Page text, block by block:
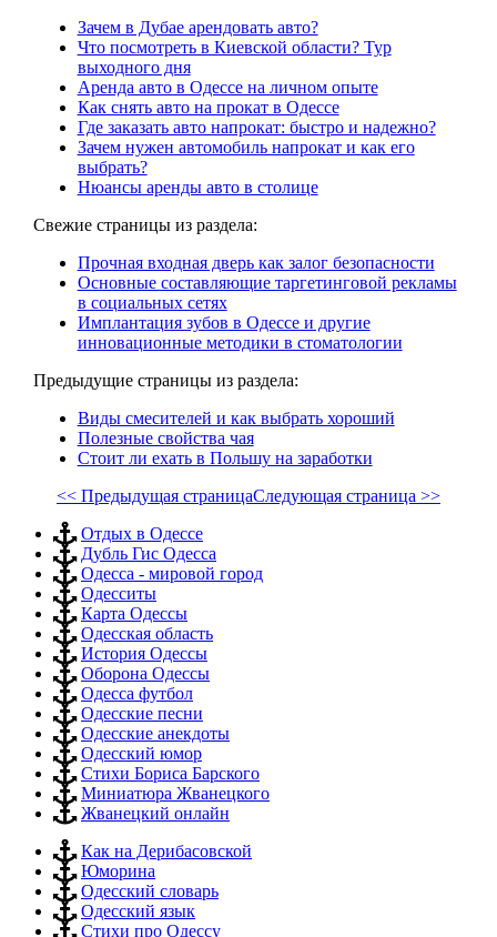
Зачем в Дубае арендовать авто?
Что посмотреть в Киевской области? Тур
выходного дня
Аренда авто в Одессе на личном опыте
Как снять авто на прокат в Одессе
Где заказать авто напрокат: быстро и надежно?
Зачем нужен автомобиль напрокат и как его
выбрать?
Нюансы аренды авто в столице
Свежие страницы из раздела:
Прочная входная дверь как залог безопасности
Основные составляющие таргетинговой рекламы
в социальных сетях
Имплантация зубов в Одессе и другие
инновационные методики в стоматологии
Предыдущие страницы из раздела:
Виды смесителей и как выбрать хороший
Полезные свойства чая
Стоит ли ехать в Польшу на заработки
<< Предыдущая страницаСледующая страница >>
Отдых в Одессе
Дубль Гис Одесса
Одесса - мировой город
Одесситы
Карта Одессы
Одесская область
История Одессы
Оборона Одессы
Одесса футбол
Одесские песни
Одесские анекдоты
Одесский юмор
Стихи Бориса Барского
Миниатюра Жванецкого
Жванецкий онлайн
Как на Дерибасовской
Юморина
Одесский словарь
Одесский язык
Стихи про Одессу